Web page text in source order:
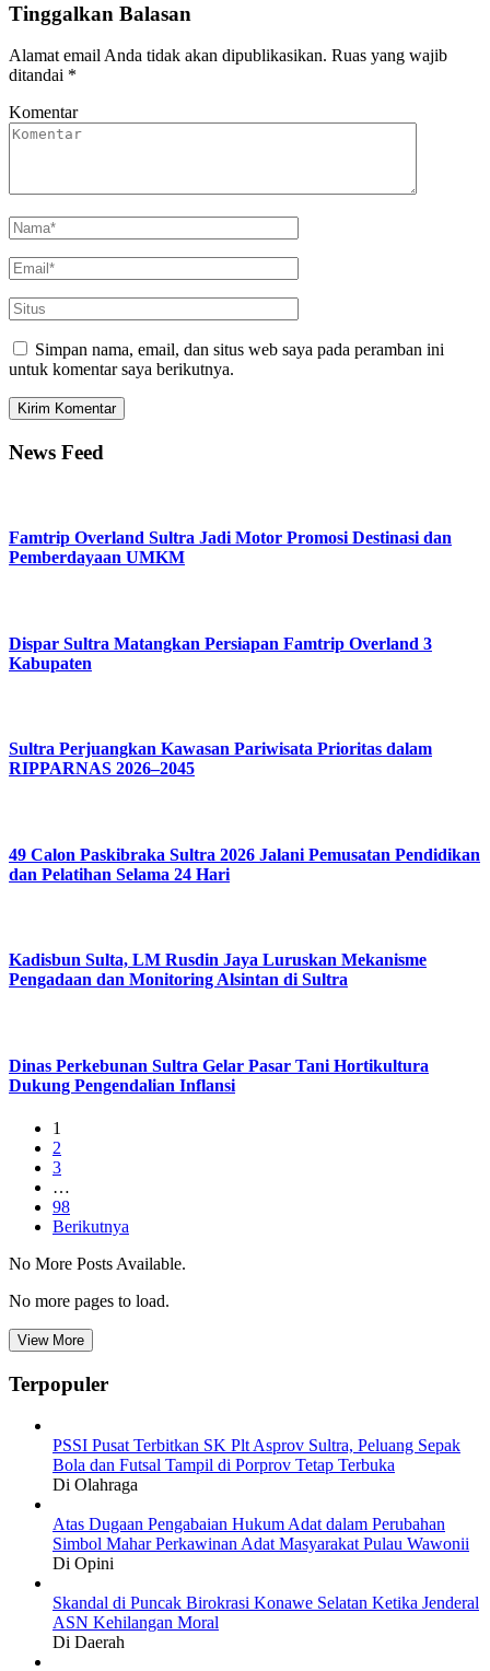
Tinggalkan Balasan
Alamat email Anda tidak akan dipublikasikan. Ruas yang wajib
ditandai *
Komentar
Simpan nama, email, dan situs web saya pada peramban ini
untuk komentar saya berikutnya.
News Feed
Famtrip Overland Sultra Jadi Motor Promosi Destinasi dan
Pemberdayaan UMKM
Dispar Sultra Matangkan Persiapan Famtrip Overland 3
Kabupaten
Sultra Perjuangkan Kawasan Pariwisata Prioritas dalam
RIPPARNAS 2026–2045
49 Calon Paskibraka Sultra 2026 Jalani Pemusatan Pendidikan
dan Pelatihan Selama 24 Hari
Kadisbun Sulta, LM Rusdin Jaya Luruskan Mekanisme
Pengadaan dan Monitoring Alsintan di Sultra
Dinas Perkebunan Sultra Gelar Pasar Tani Hortikultura
Dukung Pengendalian Inflansi
1
2
3
…
98
Berikutnya
No More Posts Available.
No more pages to load.
View More
Terpopuler
PSSI Pusat Terbitkan SK Plt Asprov Sultra, Peluang Sepak
Bola dan Futsal Tampil di Porprov Tetap Terbuka
Di Olahraga
Atas Dugaan Pengabaian Hukum Adat dalam Perubahan
Simbol Mahar Perkawinan Adat Masyarakat Pulau Wawonii
Di Opini
Skandal di Puncak Birokrasi Konawe Selatan Ketika Jenderal
ASN Kehilangan Moral
Di Daerah